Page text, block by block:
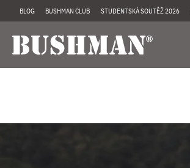
BLOG BUSHMAN CLUB STUDENTSKÁ SOUTĚŽ 2026